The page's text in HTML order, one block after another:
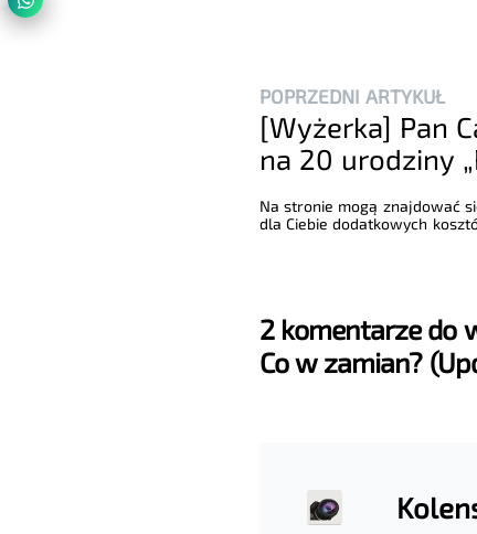
POPRZEDNI ARTYKUŁ
[Wyżerka] Pan
na 20 urodziny
Na stronie mogą znajdować
dla Ciebie dodatkowych
2 komentarze do
Co w zamian?